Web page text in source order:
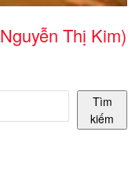
Thị Kim)
Tìm
kiếm